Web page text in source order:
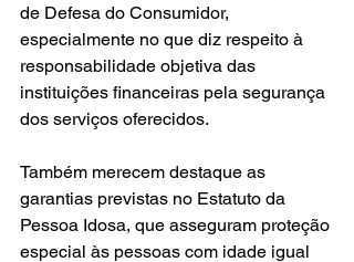
de Defesa do Consumidor,
especialmente no que diz respeito à
responsabilidade objetiva das
instituições financeiras pela segurança
dos serviços oferecidos.
Também merecem destaque as
garantias previstas no Estatuto da
Pessoa Idosa, que asseguram proteção
especial às pessoas com idade igual